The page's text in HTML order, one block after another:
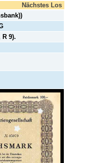
Nächstes Los
R 9).